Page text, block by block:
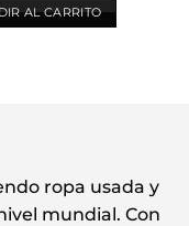
AL CARRITO
ropa usada y
mundial. Con